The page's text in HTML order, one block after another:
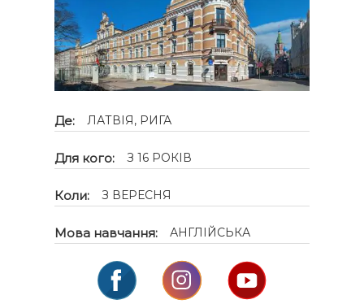
Де: ЛАТВІЯ, РИГА
Для кого: З 16 РОКІВ
Коли: З ВЕРЕСНЯ
Мова навчання: АНГЛІЙСЬКА